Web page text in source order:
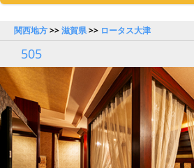
関西地方>>滋賀県>> ロータス大津
505